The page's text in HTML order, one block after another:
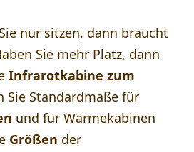
nur sitzen, dann braucht
Sie mehr Platz, dann
Infrarotkabine zum
Sie Standardmaße für
und für Wärmekabinen
Größen der